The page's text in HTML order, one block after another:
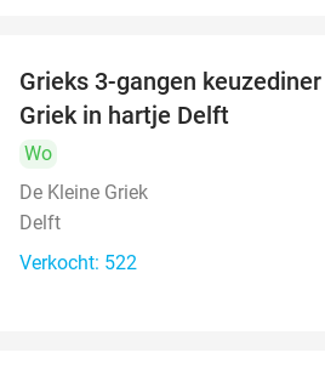
Grieks 3-gangen
Griek in hartje Delft
Wo
De Kleine Griek
Delft
Verkocht: 522